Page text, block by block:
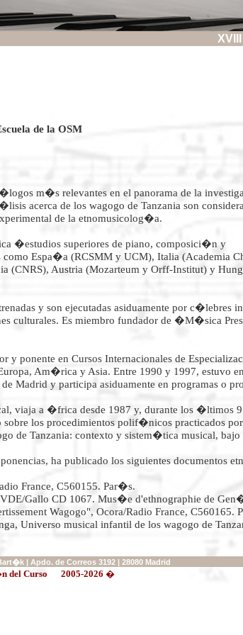
de la OSM
m�s relevantes en el panorama de la
acerca de los wagogo de Tanzania son
de la etnomusicolog�a.
�estudios superiores de piano, composici�n y
Espa�a (RCSMM y UCM), Italia (Academia
(CNRS), Austria (Mozarteum y Orff-Institut) y
y son ejecutadas asiduamente por c�lebres
culturales. Es miembro fundador de �M�sica
y ponente en Cursos Internacionales de
Am�rica y Asia. Entre 1990 y 1997, estuvo
Madrid y participa asiduamente en programas o
viaja a �frica desde 1987 y, durante los �ltimos 9
los procedimientos polif�nicos practicados
de Tanzania: contexto y sistem�tica musical,
ha publicado los siguientes documentos
France, C560155. Par�s.
Gallo CD 1067. Mus�e d'ethnographie de
Wagogo", Ocora/Radio France, C560165.
Universo musical infantil de los wagogo de
| Apdo. de Correos 3192 | 28080 Madrid
del Curso 2005-2026 �